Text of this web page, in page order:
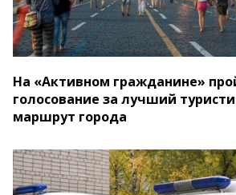
На «Активном гражданине»
голосование за лучший
маршрут города